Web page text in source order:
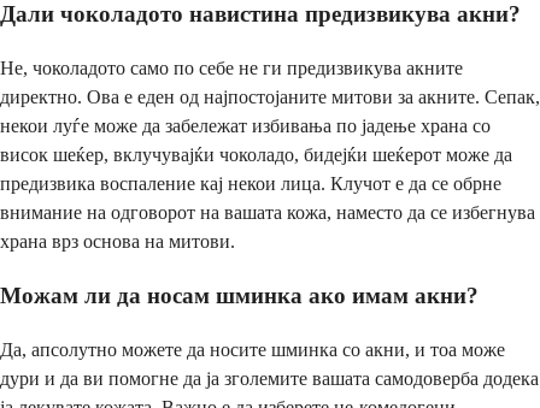
Дали чоколадото навистина предизвикува акни?
Не, чоколадото само по себе не ги предизвикува акните
директно. Ова е еден од најпостојаните митови за акните. Сепак,
некои луѓе може да забележат избивања по јадење храна со
висок шеќер, вклучувајќи чоколадо, бидејќи шеќерот може да
предизвика воспаление кај некои лица. Клучот е да се обрне
внимание на одговорот на вашата кожа, наместо да се избегнува
храна врз основа на митови.
Можам ли да носам шминка ако имам акни?
Да, апсолутно можете да носите шминка со акни, и тоа може
дури и да ви помогне да ја зголемите вашата самодоверба додека